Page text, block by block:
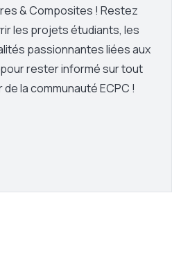
& Composites ! Restez
les projets étudiants, les
passionnantes liées aux
rester informé sur tout
la communauté ECPC !